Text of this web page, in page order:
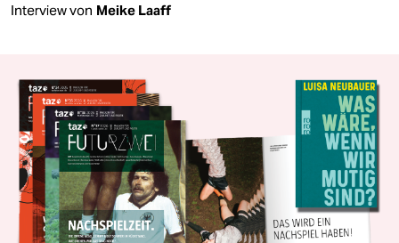
Interview von Meike Laaff